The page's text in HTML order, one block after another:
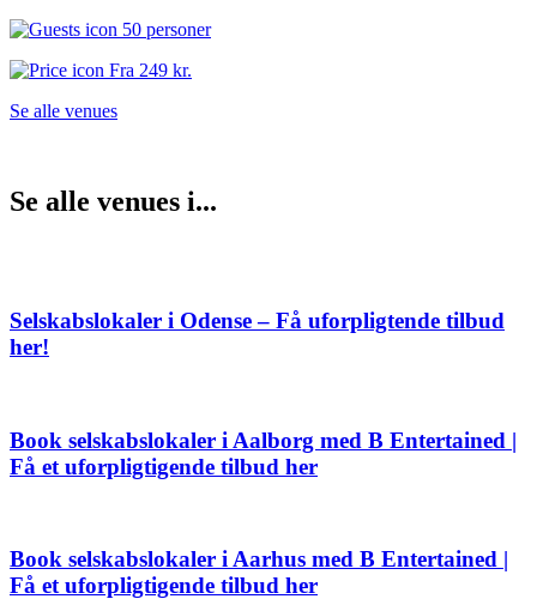
50 personer
Fra 249 kr.
Se alle venues
Se alle venues i...
Selskabslokaler i Odense – Få uforpligtende tilbud
her!
Book selskabslokaler i Aalborg med B Entertained |
Få et uforpligtigende tilbud her
Book selskabslokaler i Aarhus med B Entertained |
Få et uforpligtigende tilbud her